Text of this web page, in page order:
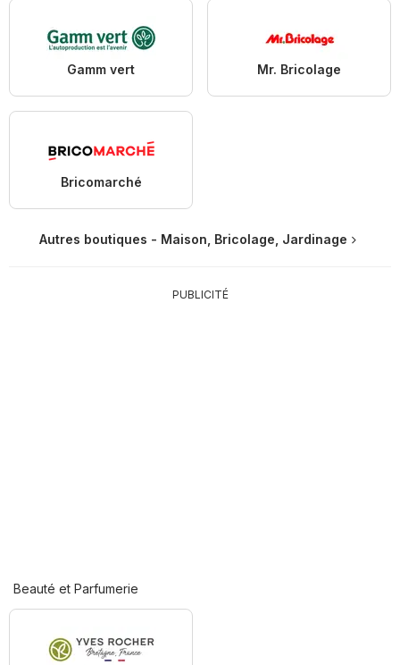
Gamm vert Mr. Bricolage
Bricomarché
Autres boutiques - Maison, Bricolage, Jardinage
PUBLICITÉ
Beauté et Parfumerie